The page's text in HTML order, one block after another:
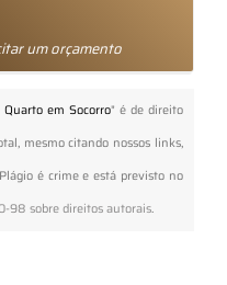
um orçamento
em Socorro" é de direito
mesmo citando nossos links,
é crime e está previsto no
98 sobre direitos autorais.